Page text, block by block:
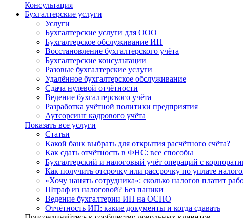
Консультация
Бухгалтерские услуги
Услуги
Бухгалтерские услуги для ООО
Бухгалтерское обслуживание ИП
Восстановление бухгалтерского учёта
Бухгалтерские консультации
Разовые бухгалтерские услуги
Удалённое бухгалтерское обслуживание
Сдача нулевой отчётности
Ведение бухгалтерского учёта
Разработка учётной политики предприятия
Аутсорсинг кадрового учёта
Показать все услуги
Статьи
Какой банк выбрать для открытия расчётного счёта?
Как сдать отчётность в ФНС: все способы
Бухгалтерский и налоговый учёт операций с
Как получить отсрочку или рассрочку по уплате
«Хочу нанять сотрудника»: сколько налогов платит
Штраф из налоговой? Без паники
Ведение бухгалтерии ИП на ОСНО
Отчётность ИП: какие документы и когда сдавать